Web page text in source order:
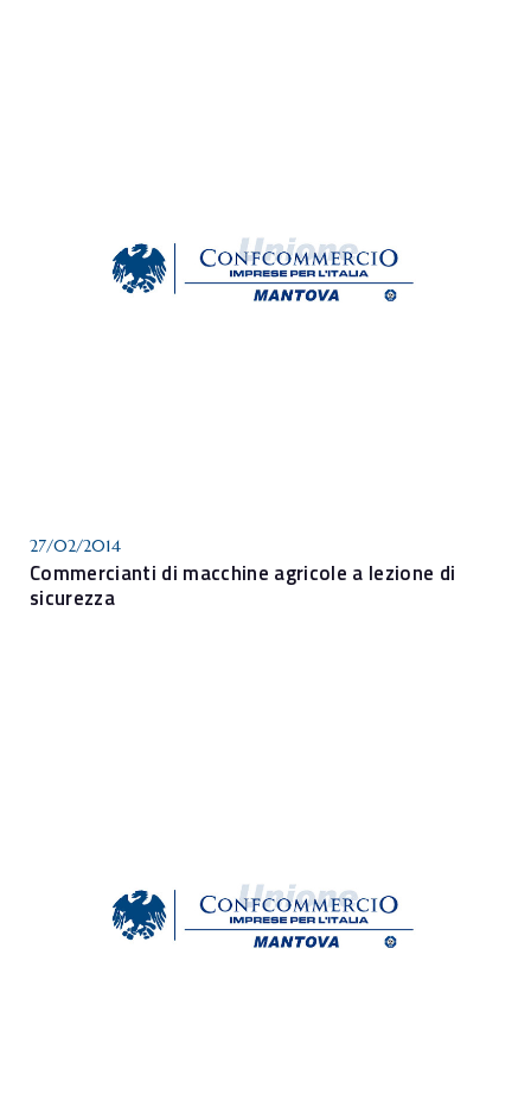
27/02/2014
Commercianti di macchine agricole a lezione di
sicurezza